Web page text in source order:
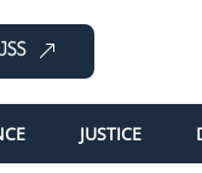
JUSTICE